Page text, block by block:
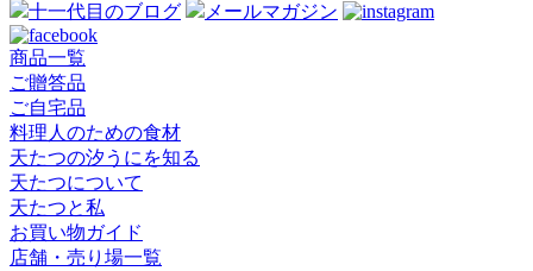
十一代目のブログ
メールマガジン
商品一覧
ご贈答品
ご自宅品
料理人のための食材
天たつの汐うにを知る
天たつについて
天たつと私
お買い物ガイド
店舗・売り場一覧